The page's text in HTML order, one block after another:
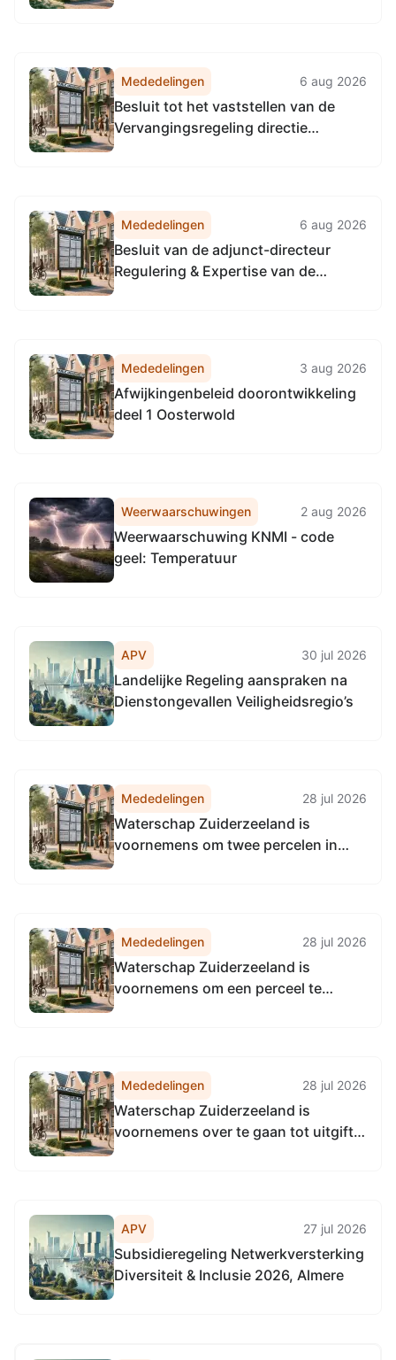
directeur Omgevingsdienst
Noordzeekanaalgebied
Mededelingen 6 aug 2026
Besluit tot het vaststellen van de
Vervangingsregeling directie
Mededelingen 6 aug 2026
Besluit van de adjunct-directeur
Regulering & Expertise van de
Vervangingsregeling directie
Regulering & Expertise
Omgevingsdienst
Noordzeekanaalgebied
Mededelingen 3 aug 2026
Afwijkingenbeleid doorontwikkeling
deel 1 Oosterwold
Weerwaarschuwingen 2 aug 2026
Weerwaarschuwing KNMI - code
geel: Temperatuur
APV 30 jul 2026
Landelijke Regeling aanspraken na
Dienstongevallen Veiligheidsregio’s
Mededelingen 28 jul 2026
Waterschap Zuiderzeeland is
voornemens om twee percelen in
Mededelingen 28 jul 2026
Waterschap Zuiderzeeland is
voornemens om een perceel te
opstal voor een elektrakabel:
Mededelingen 28 jul 2026
Waterschap Zuiderzeeland is
voornemens over te gaan tot uitgifte
APV 27 jul 2026
Subsidieregeling Netwerkversterking
Diversiteit & Inclusie 2026, Almere